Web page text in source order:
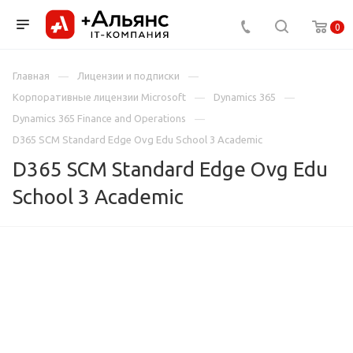
0
Главная
Лицензии и подписки
Корпоративные лицензии Microsoft
Dynamics 365
Dynamics 365 Finance and Operations
D365 SCM Standard Edge Ovg Edu School 3 Academic
D365 SCM Standard Edge Ovg Edu
School 3 Academic